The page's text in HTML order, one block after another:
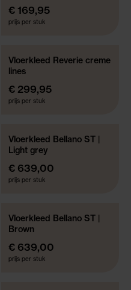
€ 169,95
prijs per stuk
NIEUWE COLLECTIE
Vloerkleed Reverie creme
lines
€ 299,95
prijs per stuk
Vloerkleed Bellano ST |
Light grey
€ 639,00
prijs per stuk
Vloerkleed Bellano ST |
Brown
€ 639,00
prijs per stuk